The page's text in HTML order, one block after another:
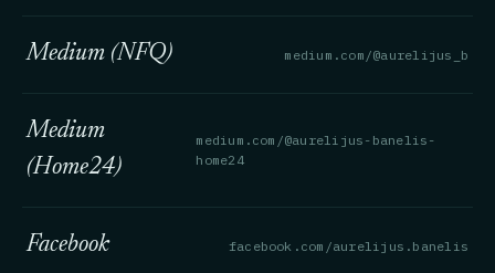
Medium (NFQ) medium.com/@aurelijus_b
Medium
(Home24)
medium.com/@aurelijus-banelis-
home24
Facebook facebook.com/aurelijus.banelis